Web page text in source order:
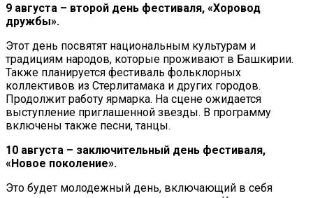
9 августа – второй день фестиваля, «Хоровод
дружбы».
Этот день посвятят национальным культурам и
традициям народов, которые проживают в Башкирии.
Также планируется фестиваль фольклорных
коллективов из Стерлитамака и других городов.
Продолжит работу ярмарка. На сцене ожидается
выступление приглашенной звезды. В программу
включены также песни, танцы.
10 августа – заключительный день фестиваля,
«Новое поколение».
Это будет молодежный день, включающий в себя